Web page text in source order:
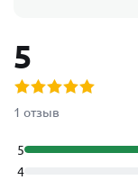
5
1 отзыв
5
4